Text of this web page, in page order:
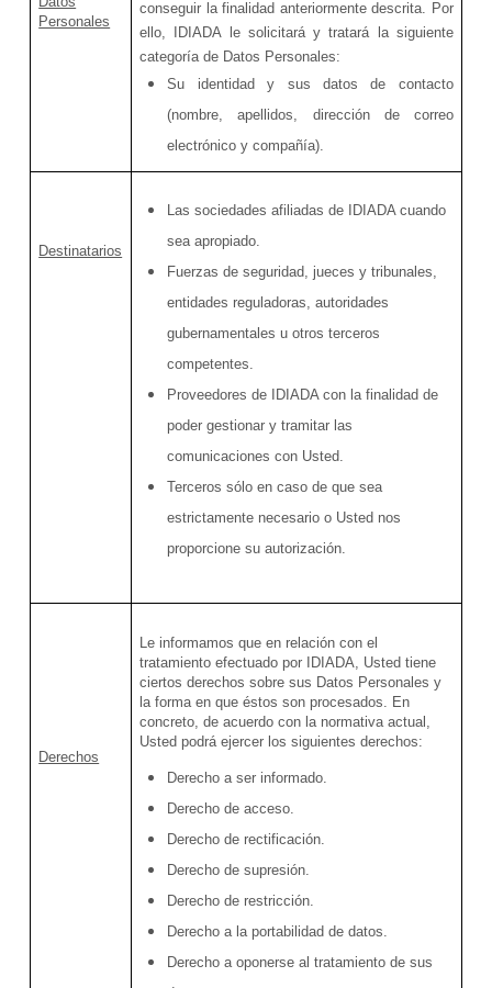
Personales
conseguir la finalidad anteriormente descrita. Por
ello, IDIADA le solicitará y tratará la siguiente
categoría de Datos Personales:
Su identidad y sus datos de contacto
(nombre, apellidos, dirección de correo
electrónico y compañía).
Destinatarios
Las sociedades afiliadas de IDIADA cuando
sea apropiado.
Fuerzas de seguridad, jueces y tribunales,
entidades reguladoras, autoridades
gubernamentales u otros terceros
competentes.
Proveedores de IDIADA con la finalidad de
poder gestionar y tramitar las
comunicaciones con Usted.
Terceros sólo en caso de que sea
estrictamente necesario o Usted nos
proporcione su autorización.
Derechos
Le informamos que en relación con el
tratamiento efectuado por IDIADA, Usted tiene
ciertos derechos sobre sus Datos Personales y
la forma en que éstos son procesados. En
concreto, de acuerdo con la normativa actual,
Usted podrá ejercer los siguientes derechos:
Derecho a ser informado.
Derecho de acceso.
Derecho de rectificación.
Derecho de supresión.
Derecho de restricción.
Derecho a la portabilidad de datos.
Derecho a oponerse al tratamiento de sus